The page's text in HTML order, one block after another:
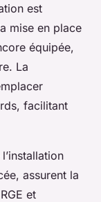
est
mise en place
équipée,
La
facilitant
assurent la
et